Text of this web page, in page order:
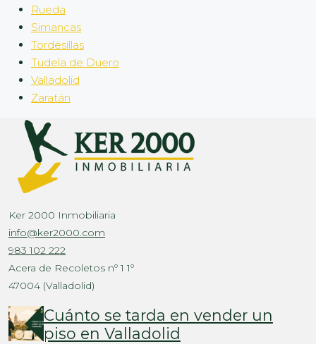
Rueda
Simancas
Tordesillas
Tudela de Duero
Valladolid
Zaratán
Ker 2000 Inmobiliaria
info@ker2000.com
983 102 222
Acera de Recoletos nº 1 1º
47004 (Valladolid)
Cuánto se tarda en vender un
piso en Valladolid